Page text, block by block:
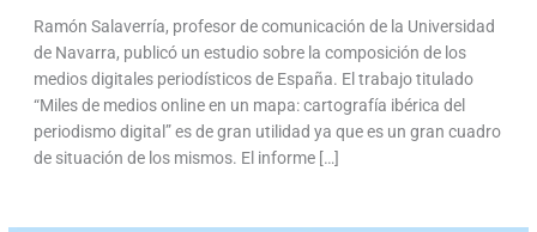
Ramón Salaverría, profesor de comunicación de la Universidad
de Navarra, publicó un estudio sobre la composición de los
medios digitales periodísticos de España. El trabajo titulado
“Miles de medios online en un mapa: cartografía ibérica del
periodismo digital” es de gran utilidad ya que es un gran cuadro
de situación de los mismos. El informe […]